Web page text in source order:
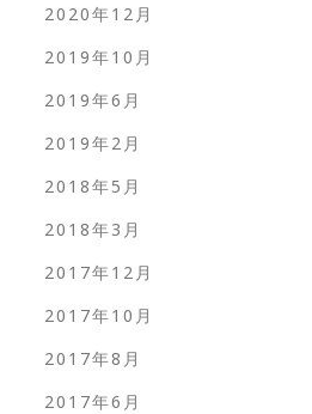
2020年12月
2019年10月
2019年6月
2019年2月
2018年5月
2018年3月
2017年12月
2017年10月
2017年8月
2017年6月